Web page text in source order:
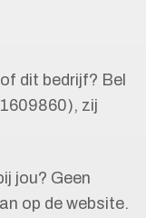
dit bedrijf? Bel
zij
jou? Geen
op de website.